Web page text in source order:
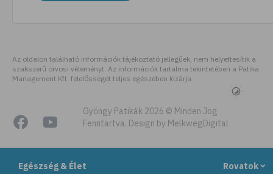
Egészség & Élet Rovatok
# immunerősítés
# kézmosás
# szépségápolás
# bőrápolás
# izlandi zuzmó
Az oldalon található információk tájékoztató jellegűek, nem helyettesítik a
szakszerű orvosi véleményt. Az információk tartalma tekintetében a Patika
Management Kft. felelősségét teljes egészében kizárja
Gyöngy Patikák 2026 © Minden Jog
Fenntartva. Design by MelkwegDigital